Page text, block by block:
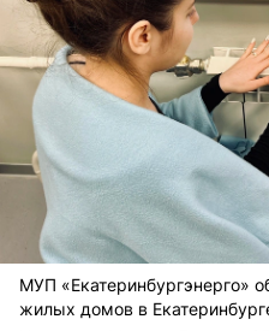
МУП «Екатеринбургэнерго»
жилых домов в